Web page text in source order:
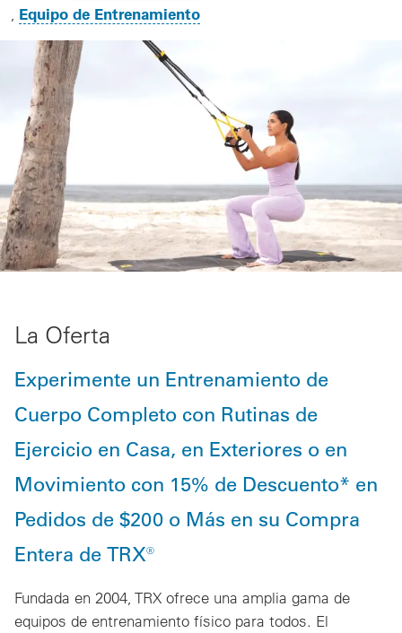
Equipo de Entrenamiento
La Oferta
Experimente un Entrenamiento de
Cuerpo Completo con Rutinas de
Ejercicio en Casa, en Exteriores o en
Movimiento con 15% de Descuento* en
Pedidos de $200 o Más en su Compra
Entera de TRX®
Fundada en 2004, TRX ofrece una amplia gama de
equipos de entrenamiento físico para todos. El